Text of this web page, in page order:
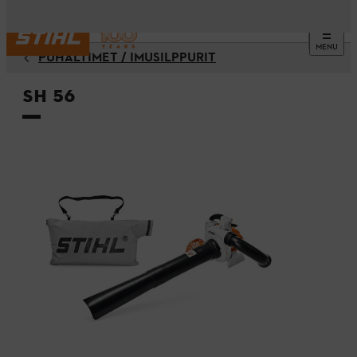
MENU
PUHALTIMET / IMUSILPPURIT
SH 56